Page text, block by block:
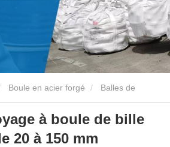
Boule en acier forgé
broyage de 20 à 150 mm
à boule de bille
20 à 150 mm